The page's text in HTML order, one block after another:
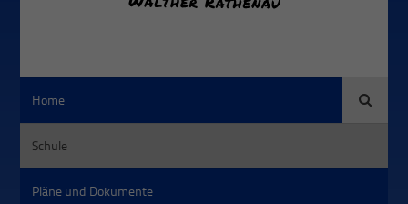
Home
Schule
Pläne und Dokumente
Suche